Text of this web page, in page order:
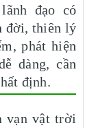
đạo có
đời, thiên lý
phát hiện
dàng, cần
định.
vạn vật trời